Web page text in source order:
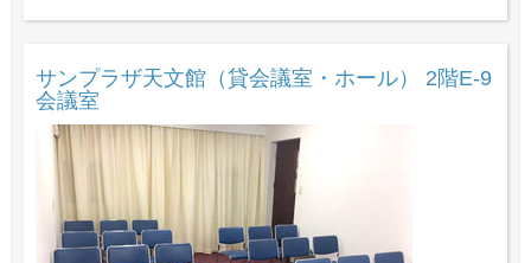
サンプラザ天文館（貸会議室・ホール） 2階E-9
会議室